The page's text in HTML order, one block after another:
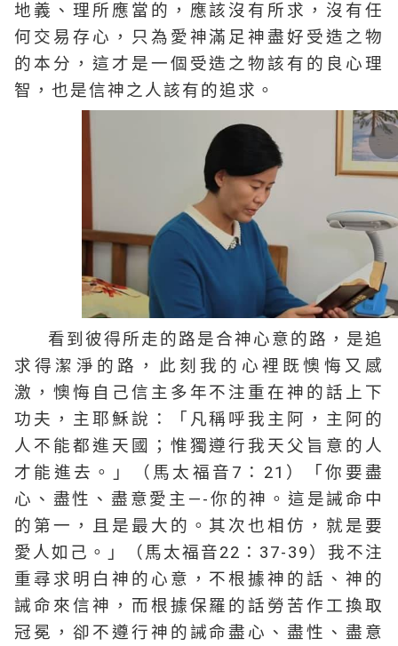
地義、理所應當的，應該沒有所求，沒有任
何交易存心，只為愛神滿足神盡好受造之物
的本分，這才是一個受造之物該有的良心理
智，也是信神之人該有的追求。
看到彼得所走的路是合神心意的路，是追
求得潔淨的路，此刻我的心裡既懊悔又感
激，懊悔自己信主多年不注重在神的話上下
功夫，主耶穌說：「凡稱呼我主阿，主阿的
人不能都進天國；惟獨遵行我天父旨意的人
才能進去。」（馬太福音7：21）「你要盡
心、盡性、盡意愛主—-你的神。這是誡命中
的第一，且是最大的。其次也相仿，就是要
愛人如己。」（馬太福音22：37-39）我不注
重尋求明白神的心意，不根據神的話、神的
誡命來信神，而根據保羅的話勞苦作工換取
冠冕，卻不遵行神的誡命盡心、盡性、盡意